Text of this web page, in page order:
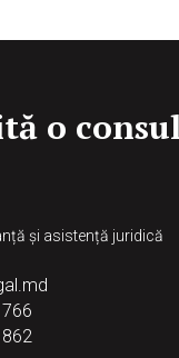
o
și asistență juridică